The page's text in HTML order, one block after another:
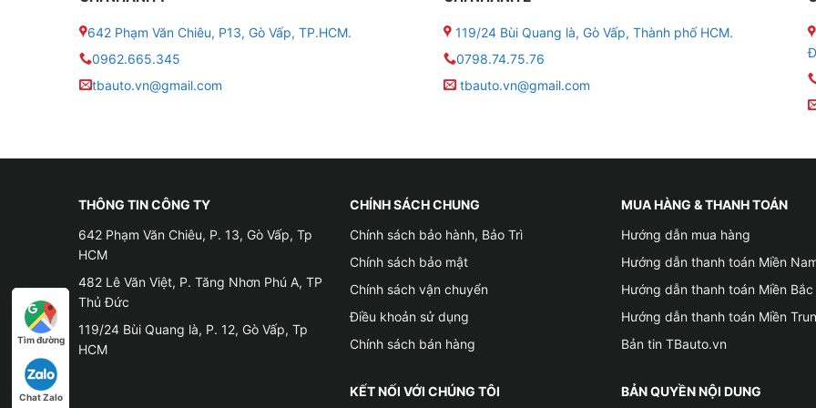
● Kích thước (Dài x Rộng x Cao): 207 x 175 x 175 (mm)
● Loại bình: Ắc quy khô (miễn bảo dưỡng)
●Ắc quy khô GS MF DIN60L-LBN chuyên dùng cho các dòng xe sau:
‐ Toyota: Innova Venturer
‐ Nissan: QASHQAI
‐ Hyundai: Kona, Elantra, Accent
‐ Ford: Fiesta, Focus, EcoSport, Escape, Mondeo
642 Phạm Văn Chiêu, P13, Gò Vấp, TP.HCM.
0962.665.345
tbauto.vn@gmail.com
119/24 Bùi Quang là, Gò Vấp, Thành phố HCM.
0798.74.75.76
tbauto.vn@gmail.com
THÔNG TIN CÔNG TY
642 Phạm Văn Chiêu, P. 13, Gò Vấp, Tp
HCM
482 Lê Văn Việt, P. Tăng Nhơn Phú A, TP
Thủ Đức
119/24 Bùi Quang là, P. 12, Gò Vấp, Tp
HCM
CHÍNH SÁCH CHUNG
Chính sách bảo hành, Bảo Trì
Chính sách bảo mật
Chính sách vận chuyển
Điều khoản sử dụng
Chính sách bán hàng
MUA HÀNG & THANH TOÁN
Hướng dẫn mua hàng
Hướng dẫn thanh toán Miền
Hướng dẫn thanh toán Miền Bắc
Hướng dẫn thanh toán Miền
Bản tin TBauto.vn
KẾT NỐI VỚI CHÚNG TÔI BẢN QUYỀN NỘI DUNG
Tìm đường
Chat Zalo